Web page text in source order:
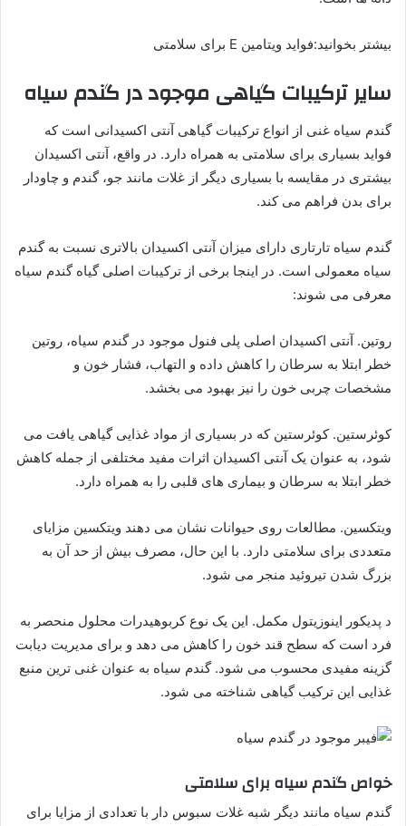
بیشتر بخوانید:فواید ویتامین E برای سلامتی
سایر ترکیبات گیاهی موجود در گندم سیاه
گندم سیاه غنی از انواع ترکیبات گیاهی آنتی اکسیدانی است که
فواید بسیاری برای سلامتی به همراه دارد. در واقع، آنتی اکسیدان
بیشتری در مقایسه با بسیاری دیگر از غلات مانند جو، گندم و چاودار
برای بدن فراهم می کند.
گندم سیاه تارتاری دارای میزان آنتی اکسیدان بالاتری نسبت به گندم
سیاه معمولی است. در اینجا برخی از ترکیبات اصلی گیاه گندم سیاه
معرفی می شوند:
روتین. آنتی اکسیدان اصلی پلی فنول موجود در گندم سیاه، روتین
خطر ابتلا به سرطان را کاهش داده و التهاب، فشار خون و
مشخصات چربی خون را نیز بهبود می بخشد.
کوئرستین. کوئرستین که در بسیاری از مواد غذایی گیاهی یافت می
شود، به عنوان یک آنتی اکسیدان اثرات مفید مختلفی از جمله کاهش
خطر ابتلا به سرطان و بیماری های قلبی را به همراه دارد.
ویتکسین. مطالعات روی حیوانات نشان می دهند ویتکسین مزایای
متعددی برای سلامتی دارد. با این حال، مصرف بیش از حد آن به
بزرگ شدن تیروئید منجر می شود.
د پدیکور اينوزيتول مکمل. این یک نوع کربوهیدرات محلول منحصر به
فرد است که سطح قند خون را کاهش می دهد و برای مدیریت دیابت
گزینه مفیدی محسوب می شود. گندم سیاه به عنوان غنی ترین منبع
غذایی این ترکیب گیاهی شناخته می شود.
خواص گندم سیاه برای سلامتی
گندم سیاه مانند دیگر شبه غلات سبوس دار با تعدادی از مزایا برای